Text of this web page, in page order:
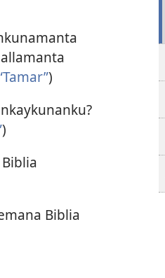
)
)
Biblia